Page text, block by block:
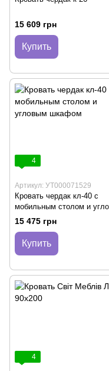
15 609 грн
Купить
4
Артикул: УТ000071529
Кровать чердак кл-40 с
мобильным столом и
шкафом
15 475 грн
Купить
4